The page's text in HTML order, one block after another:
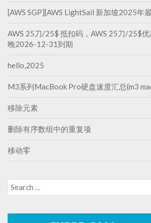
[AWS SGP][AWS LightSail 新加坡2025年
AWS 25刀/25$ 抵扣码，AWS 25刀/25$
晚2026-12-31到期
hello,2025
M3系列MacBook Pro硬盘速度汇总(m3
移除元素
删除有序数组中的重复项
移动零
Search
for: